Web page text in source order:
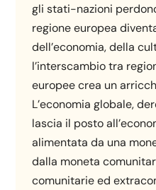
gli stati-nazioni
regione europea
dell’economia, della
l’interscambio tra
europee crea un
L’economia globale,
lascia il posto
alimentata da una
dalla moneta
comunitarie ed